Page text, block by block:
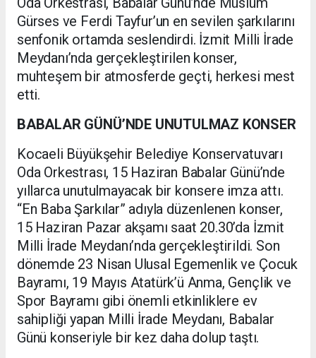
Gürses ve Ferdi Tayfur’un en sevilen şarkılarını
senfonik ortamda seslendirdi. İzmit Milli İrade
Meydanı’nda gerçekleştirilen konser,
muhteşem bir atmosferde geçti, herkesi mest
etti.
BABALAR GÜNÜ’NDE UNUTULMAZ KONSER
Kocaeli Büyükşehir Belediye Konservatuvarı
Oda Orkestrası, 15 Haziran Babalar Günü’nde
yıllarca unutulmayacak bir konsere imza attı.
“En Baba Şarkılar” adıyla düzenlenen konser,
15 Haziran Pazar akşamı saat 20.30’da İzmit
Milli İrade Meydanı’nda gerçekleştirildi. Son
dönemde 23 Nisan Ulusal Egemenlik ve Çocuk
Bayramı, 19 Mayıs Atatürk’ü Anma, Gençlik ve
Spor Bayramı gibi önemli etkinliklere ev
sahipliği yapan Milli İrade Meydanı, Babalar
Günü konseriyle bir kez daha dolup taştı.